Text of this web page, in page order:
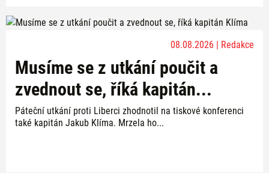
08.08.2026 | Redakce
Musíme se z utkání poučit a
zvednout se, říká kapitán...
Páteční utkání proti Liberci zhodnotil na tiskové konferenci
také kapitán Jakub Klíma. Mrzela ho...